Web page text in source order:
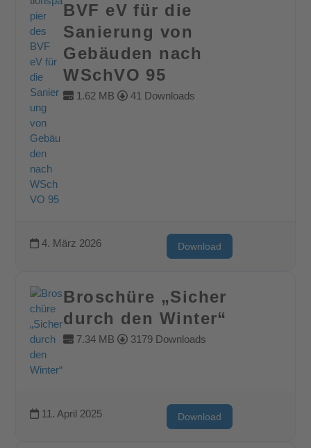
BVF eV für die
Sanierung von
Gebäuden nach
WSchVO 95
1.62 MB 41 Downloads
4. März 2026 Download
Broschüre „Sicher
durch den Winter“
7.34 MB 3179 Downloads
11. April 2025 Download